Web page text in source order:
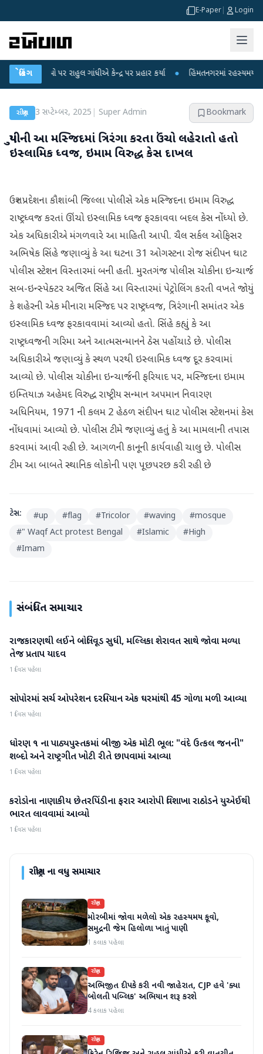
E-Paper Login
બ્રેકિંગ
પર રાહુલ ગાંધીએ કેન્દ્ર પર પ્રહાર કર્યા ● હિંમતનગરમાં રહસ્યમય વાયરસ કે
રાષ્ટ્રીય 3 સપ્ટેમ્બર, 2025 Super Admin Bookmark
યુપીની આ મસ્જિદમાં ત્રિરંગા કરતા ઉંચો લહેરાતો હતો
ઇસ્લામિક ધ્વજ, ઇમામ વિરુદ્ધ કેસ દાખલ
ઉત્તર પ્રદેશના કૌશાંબી જિલ્લા પોલીસે એક મસ્જિદના ઇમામ વિરુદ્ધ
રાષ્ટ્રધ્વજ કરતાં ઊંચો ઇસ્લામિક ધ્વજ ફરકાવવા બદલ કેસ નોંધ્યો છે.
એક અધિકારીએ મંગળવારે આ માહિતી આપી. ચૈલ સર્કલ ઓફિસર
અભિષેક સિંહે જણાવ્યું કે આ ઘટના 31 ઓગસ્ટના રોજ સંદીપન ઘાટ
પોલીસ સ્ટેશન વિસ્તારમાં બની હતી. મુરતગંજ પોલીસ ચોકીના ઇન્ચાર્જ
સબ-ઇન્સ્પેક્ટર અજિત સિંહે આ વિસ્તારમાં પેટ્રોલિંગ કરતી વખતે જોયું
કે શહેરની એક મીનારા મસ્જિદ પર રાષ્ટ્રધ્વજ, ત્રિરંગાની સમાંતર એક
ઇસ્લામિક ધ્વજ ફરકાવવામાં આવ્યો હતો. સિંહે કહ્યું કે આ
રાષ્ટ્રધ્વજની ગરિમા અને આત્મસન્માનને ઠેસ પહોંચાડે છે. પોલીસ
અધિકારીએ જણાવ્યું કે સ્થળ પરથી ઇસ્લામિક ધ્વજ દૂર કરવામાં
આવ્યો છે. પોલીસ ચોકીના ઇન્ચાર્જની ફરિયાદ પર, મસ્જિદના ઇમામ
ઇમ્તિયાઝ અહેમદ વિરુદ્ધ રાષ્ટ્રીય સન્માન અપમાન નિવારણ
અધિનિયમ, 1971 ની કલમ 2 હેઠળ સંદીપન ઘાટ પોલીસ સ્ટેશનમાં કેસ
નોંધવામાં આવ્યો છે. પોલીસ ટીમે જણાવ્યું હતું કે આ મામલાની તપાસ
કરવામાં આવી રહી છે. આગળની કાનૂની કાર્યવાહી ચાલુ છે. પોલીસ
ટીમ આ બાબતે સ્થાનિક લોકોની પણ પૂછપરછ કરી રહી છે
ટેગ્સ: #up #flag #Tricolor #waving #mosque
#" Waqf Act protest Bengal #Islamic #High
#Imam
સંબંધિત સમાચાર
રાષ્ટ્રીય
રાજકારણથી લઈને બોલિવૂડ સુધી, મલ્લિકા શેરાવત સાથે જોવા મળ્યા
તેજ પ્રતાપ યાદવ
1 દિવસ પહેલા
રાષ્ટ્રીય
સોપોરમાં સર્ચ ઓપરેશન દરમિયાન એક ઘરમાંથી 45 ગોળા મળી આવ્યા
1 દિવસ પહેલા
રાષ્ટ્રીય
ધોરણ ૧ ના પાઠ્યપુસ્તકમાં બીજી એક મોટી ભૂલ: "વંદે ઉત્કલ જનની"
શબ્દો અને રાષ્ટ્રગીત ખોટી રીતે છાપવામાં આવ્યા
1 દિવસ પહેલા
રાષ્ટ્રીય
કરોડોના નાણાકીય છેતરપિંડીના ફરાર આરોપી વિશાખા રાઠોડને યુએઈથી
ભારત લાવવામાં આવ્યો
1 દિવસ પહેલા
રાષ્ટ્રીયના વધુ સમાચાર
રાષ્ટ્રીય
મોરબીમાં જોવા મળેલો એક રહસ્યમય કૂવો,
સમુદ્રની જેમ હિલોળા ખાતું પાણી
1 કલાક પહેલા
રાષ્ટ્રીય
અભિજીત દીપકે કરી નવી જાહેરાત, CJP હવે 'ક્યા
બોલતી પબ્લિક' અભિયાન શરૂ કરશે
4 કલાક પહેલા
રાષ્ટ્રીય